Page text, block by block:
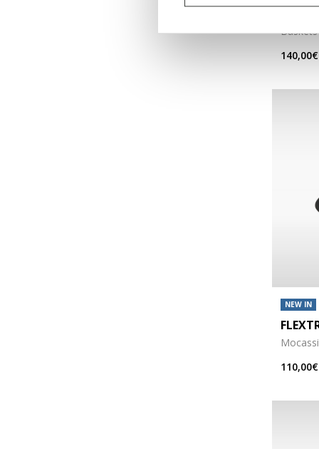
140,00€
NEW IN
110,00€